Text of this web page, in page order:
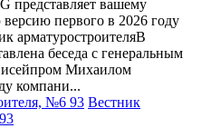
представляет вашему
первого в 2026 году
арматуростроителяВ
беседа с генеральным
Михаилом
компани...
Вестник